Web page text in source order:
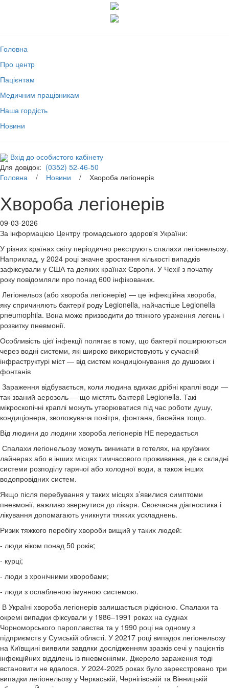
Головна
Про центр
Пацієнтам
Медичним працівникам
Наша гордість
Новини
Вхід до особистого кабінету
Для довідок: (0352) 52-46-50
Головна / Новини / Хвороба легіонерів
Хвороба легіонерів
09-03-2026
За інформацією Центру громадського здоров'я України:
У різних країнах світу періодично реєструють спалахи легіонельозу.
Наприклад, у 2024 році значне зростання кількості випадків
зафіксували у США та деяких країнах Європи. У Чехії з початку
року повідомляли про понад 600 інфікованих.
Легіонельоз (або хвороба легіонерів) — це інфекційна хвороба,
яку спричиняють бактерії роду Legionella, найчастіше Legionella
pneumophila. Вона може призводити до тяжкого ураження легень і
розвитку пневмонії.
Особливість цієї інфекції полягає в тому, що бактерії поширюються
через водні системи, які широко використовують у сучасній
інфраструктурі міст — від систем кондиціонування до душових і
фонтанів
Зараження відбувається, коли людина вдихає дрібні краплі води —
так званий аерозоль — що містять бактерії Legionella. Такі
мікроскопічні краплі можуть утворюватися під час роботи душу,
кондиціонера, зволожувача повітря, фонтана, басейна тощо.
Від людини до людини хвороба легіонерів НЕ передається
Спалахи легіонельозу можуть виникати в готелях, на круїзних
лайнерах або в інших місцях тимчасового проживання, де є складні
системи розподілу гарячої або холодної води, а також інших
водопровідних систем.
Якщо після перебування у таких місцях з’явилися симптоми
пневмонії, важливо звернутися до лікаря. Своєчасна діагностика і
лікування допомагають уникнути тяжких ускладнень.
Ризик тяжкого перебігу хвороби вищий у таких людей:
- люди віком понад 50 років;
- курці;
- люди з хронічними хворобами;
- люди з ослабленою імунною системою.
В Україні хвороба легіонерів залишається рідкісною. Спалахи та
окремі випадки фіксували у 1986–1991 роках на суднах
Чорноморського пароплавства та у 1990 році на одному з
підприємств у Сумській області. У 20217 році випадок легіонельозу
на Київщині виявили завдяки дослідженням зразків сечі у пацієнтів
інфекційних відділень із пневмоніями. Джерело зараження тоді
встановити не вдалося. У 2024-2025 роках було зареєстровано три
випадки легіонельозу у Черкаській, Чернігівській та Вінницькій